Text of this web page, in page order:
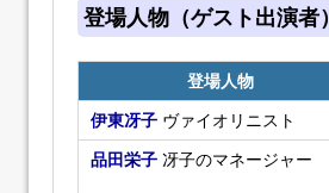
登場人物（ゲスト出演者）
登場人物
伊東冴子 ヴァイオリニスト
品田栄子 冴子のマネージャー